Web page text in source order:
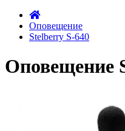
Оповещение
Stelberry S-640
Оповещение